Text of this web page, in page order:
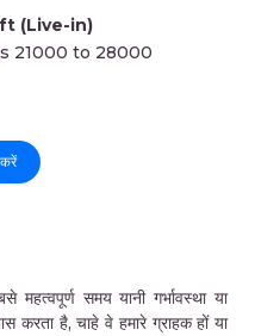
(Live-in)
21000 to 28000
समय यानी गर्भावस्था या
है, चाहे वे हमारे ग्राहक हों या